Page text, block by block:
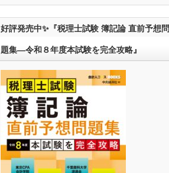
好評発売中✨『税理士試験 簿記論 直前予想問
題集―令和８年度本試験を完全攻略』